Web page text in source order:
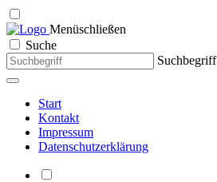
Menüschließen
Suche
Suchbegriff
Start
Kontakt
Impressum
Datenschutzerklärung